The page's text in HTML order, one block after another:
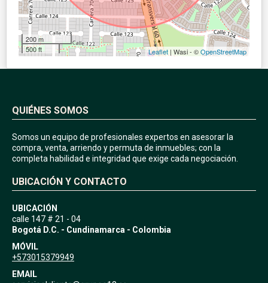
200 m
500 ft
Leaflet | Wasi - ©OpenStreetMap
QUIÉNES SOMOS
Somos un equipo de profesionales expertos en asesorar la
compra, venta, arriendo y permuta de inmuebles; con la
completa habilidad e integridad que exige cada negociación.
UBICACIÓN Y CONTACTO
UBICACIÓN
calle 147 # 21 - 04
Bogotá D.C. - Cundinamarca - Colombia
MÓVIL
+573015379949
EMAIL